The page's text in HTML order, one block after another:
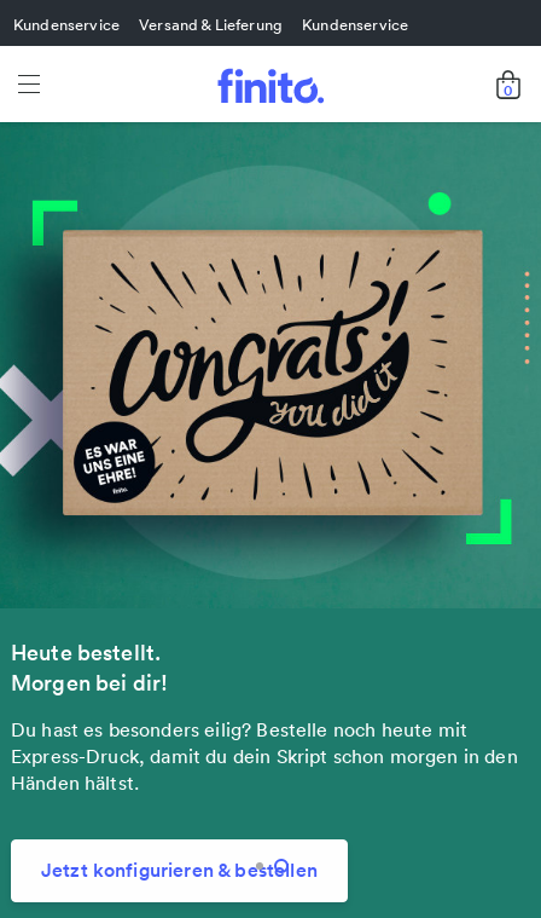
Kundenservice Versand & Lieferung Kundenservice
0
Heute bestellt.
Morgen bei dir!
Du hast es besonders eilig? Bestelle noch heute mit
Express-Druck, damit du dein Skript schon morgen in den
Händen hältst.
Jetzt konfigurieren & bestellen